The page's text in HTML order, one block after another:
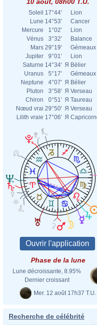
Soleil 17°44'
Lion
Lune 14°53'
Cancer
Mercure
1°02'
Lion
Vénus
3°32'
Balance
Mars 29°19'
Gémeaux
Jupiter
9°01'
Lion
Saturne 14°34' Я Bélier
Uranus
5°17'
Gémeaux
Neptune
4°07' Я Bélier
Pluton
3°58' Я Verseau
Chiron
0°51' Я Taureau
Nœud vrai 29°50' Я Verseau
Lilith vraie 17°06' Я
Phase de la lune
Lune décroissante, 8.95%
Dernier croissant
Mer. 12 août 17h37 T.U.
Recherche de célébrité